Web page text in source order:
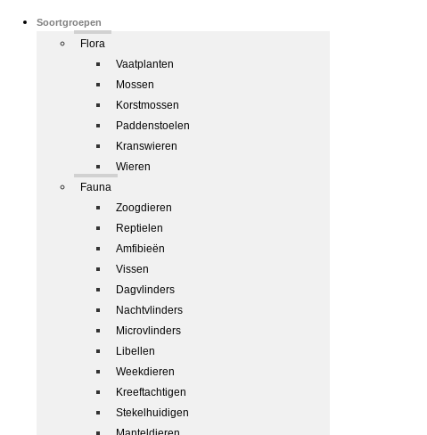
Soortgroepen
Flora
Vaatplanten
Mossen
Korstmossen
Paddenstoelen
Kranswieren
Wieren
Fauna
Zoogdieren
Reptielen
Amfibieën
Vissen
Dagvlinders
Nachtvlinders
Microvlinders
Libellen
Weekdieren
Kreeftachtigen
Stekelhuidigen